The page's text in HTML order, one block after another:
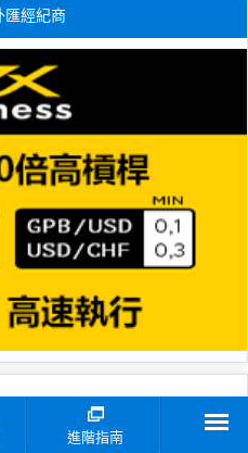
進階指南
匯經紀商
經紀商